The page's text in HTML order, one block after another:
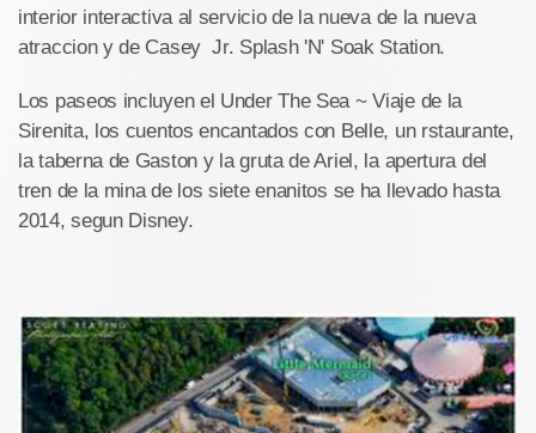
interior interactiva al servicio de la nueva de la nueva
atraccion y de Casey Jr. Splash 'N' Soak Station.
Los paseos incluyen el Under The Sea ~ Viaje de la
Sirenita, los cuentos encantados con Belle, un rstaurante,
la taberna de Gaston y la gruta de Ariel, la apertura del
tren de la mina de los siete enanitos se ha llevado hasta
2014, segun Disney.